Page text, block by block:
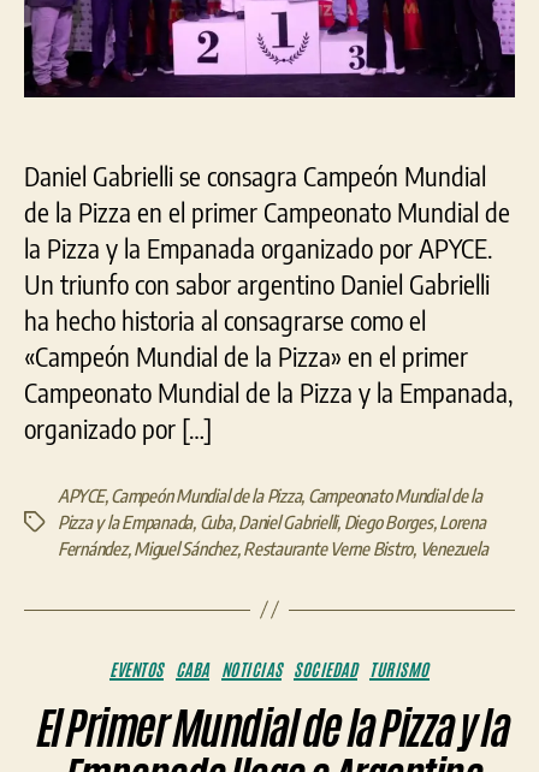
Daniel Gabrielli se consagra Campeón Mundial
de la Pizza en el primer Campeonato Mundial de
la Pizza y la Empanada organizado por APYCE.
Un triunfo con sabor argentino Daniel Gabrielli
ha hecho historia al consagrarse como el
«Campeón Mundial de la Pizza» en el primer
Campeonato Mundial de la Pizza y la Empanada,
organizado por […]
Etiquetas
APYCE,Campeón Mundial de la Pizza, Campeonato Mundial de la
Pizza y la Empanada, Cuba,Daniel Gabrielli, Diego Borges,Lorena
Fernández,Miguel Sánchez,Restaurante Verne Bistro, Venezuela
Categorías
EVENTOS CABA NOTICIAS SOCIEDAD TURISMO
El Primer Mundial de la Pizza y la